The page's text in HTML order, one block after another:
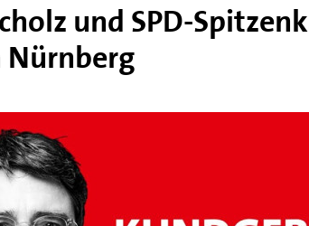
und SPD-
Nürnberg